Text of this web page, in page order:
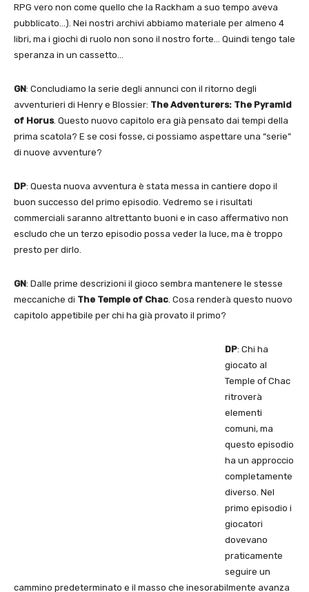
RPG vero non come quello che la Rackham a suo tempo aveva
pubblicato…). Nei nostri archivi abbiamo materiale per almeno 4
libri, ma i giochi di ruolo non sono il nostro forte… Quindi tengo tale
speranza in un cassetto…
GN: Concludiamo la serie degli annunci con il ritorno degli
avventurieri di Henry e Blossier: The Adventurers: The Pyramid
of Horus. Questo nuovo capitolo era già pensato dai tempi della
prima scatola? E se cosi fosse, ci possiamo aspettare una “serie”
di nuove avventure?
DP: Questa nuova avventura è stata messa in cantiere dopo il
buon successo del primo episodio. Vedremo se i risultati
commerciali saranno altrettanto buoni e in caso affermativo non
escludo che un terzo episodio possa veder la luce, ma è troppo
presto per dirlo.
GN: Dalle prime descrizioni il gioco sembra mantenere le stesse
meccaniche di The Temple of Chac . Cosa renderà questo nuovo
capitolo appetibile per chi ha già provato il primo?
DP: Chi ha
giocato al
Temple of Chac
ritroverà
elementi
comuni, ma
questo episodio
ha un approccio
completamente
diverso. Nel
primo episodio i
giocatori
dovevano
praticamente
seguire un
cammino predeterminato e il masso che inesorabilmente avanza